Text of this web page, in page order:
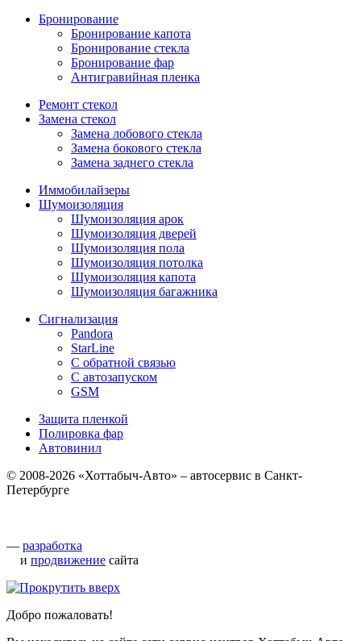
Бронирование
Бронирование капота
Бронирование стекла
Бронирование фар
Антигравийная пленка
Ремонт стекол
Замена стекол
Замена лобового стекла
Замена бокового стекла
Замена заднего стекла
Иммобилайзеры
Шумоизоляция
Шумоизоляция арок
Шумоизоляция дверей
Шумоизоляция пола
Шумоизоляция потолка
Шумоизоляция капота
Шумоизоляция багажника
Сигнализация
Pandora
StarLine
С обратной связью
С автозапуском
GSM
Защита пленкой
Полировка фар
Автовинил
© 2008-2026 «Хоттабыч-Авто» – автосервис в Санкт-
Петербурге
— разработка
и продвижение сайта
Добро пожаловать!